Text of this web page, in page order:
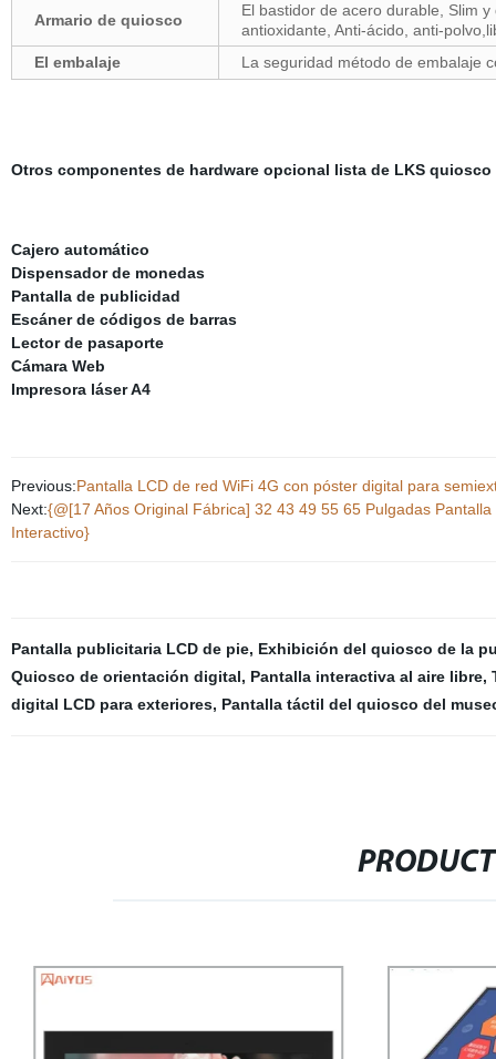
Armario de quiosco
El bastidor de acero durable, Slim
antioxidante, Anti-ácido, anti-
El embalaje
La seguridad método de embalaje
Otros componentes de hardware opcional lista de LKS
Cajero automático
Dispensador de monedas
Pantalla de publicidad
Escáner de códigos de barras
Lector de pasaporte
Cámara Web
Impresora láser A4
Previous:Pantalla LCD de red WiFi 4G con póster digital para
Next:{@[17 Años Original Fábrica] 32 43 49 55 65 Pulgadas
Interactivo}
Pantalla publicitaria LCD de pie, Exhibición del quiosco de la
Quiosco de orientación digital, Pantalla interactiva al aire libre,
digital LCD para exteriores, Pantalla táctil del quiosco del